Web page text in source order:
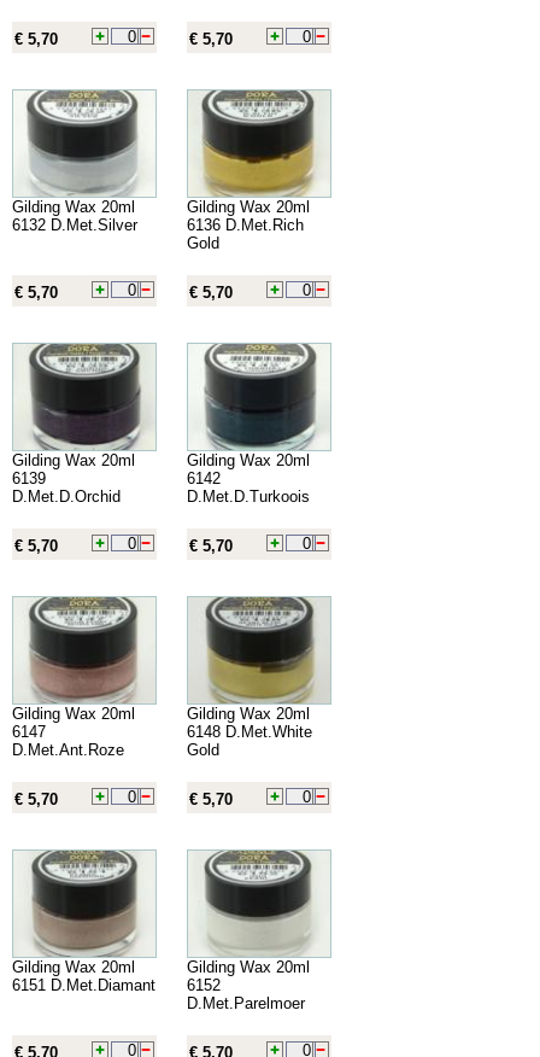
€ 5,70 € 5,70
Gilding Wax 20ml
6132 D.Met.Silver
€ 5,70
Gilding Wax 20ml
6136 D.Met.Rich
Gold
€ 5,70
Gilding Wax 20ml
6139
D.Met.D.Orchid
€ 5,70
Gilding Wax 20ml
6142
D.Met.D.Turkoois
€ 5,70
Gilding Wax 20ml
6147
D.Met.Ant.Roze
€ 5,70
Gilding Wax 20ml
6148 D.Met.White
Gold
€ 5,70
Gilding Wax 20ml
6151 D.Met.Diamant
€ 5,70
Gilding Wax 20ml
6152
D.Met.Parelmoer
€ 5,70